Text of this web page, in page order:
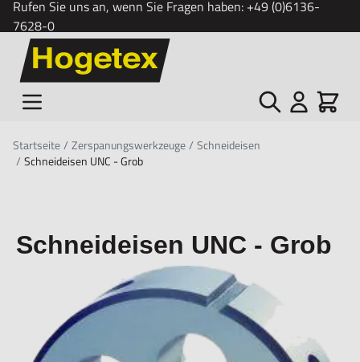
Rufen Sie uns an, wenn Sie Fragen haben: +49 (0)6136-
7628-0
Zum Inhalt springen
Suche Cart
Startseite/ Zerspanungswerkzeuge/ Schneideisen
/ Schneideisen UNC - Grob
Schneideisen UNC - Grob